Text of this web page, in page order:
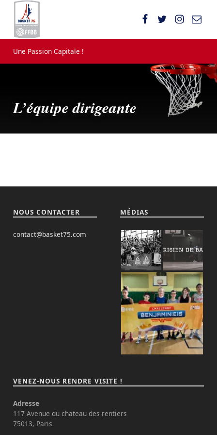
Une Passion Capitale !
L’équipe dirigeante
NOUS CONTACTER
contact@basket75.com
MÉDIAS
VENEZ-NOUS RENDRE VISITE !
Adresse
117 Avenue du chateau des rentiers
75013, Paris